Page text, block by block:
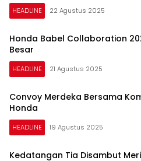
HEADLINE 22 Agustus 2025
Honda Babel Collaboration
Besar
HEADLINE 21 Agustus 2025
Convoy Merdeka Bersama
Honda
HEADLINE 19 Agustus 2025
Kedatangan Tia Disambut